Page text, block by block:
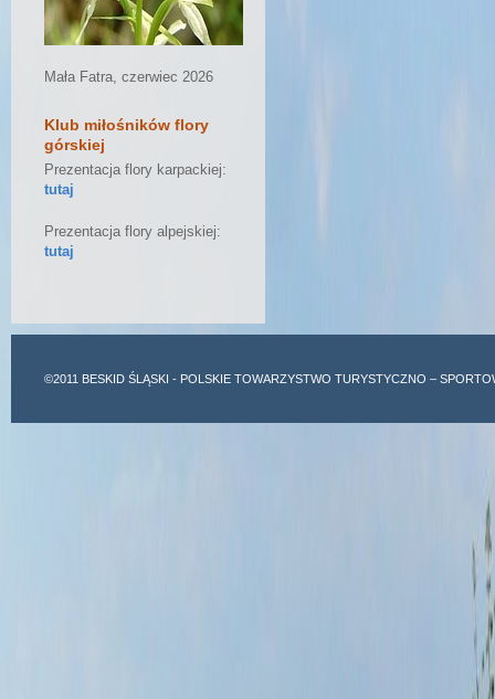
Mała Fatra, czerwiec 2026
Klub miłośników flory
górskiej
Prezentacja flory karpackiej:
tutaj
Prezentacja flory alpejskiej:
tutaj
©2011 BESKID ŚLĄSKI - POLSKIE TOWARZYSTWO TURYSTYCZNO –